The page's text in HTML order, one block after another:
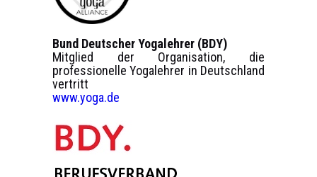
Bund Deutscher Yogalehrer (BDY)
Mitglied der Organisation, die
professionelle Yogalehrer in Deutschland
vertritt
www.yoga.de